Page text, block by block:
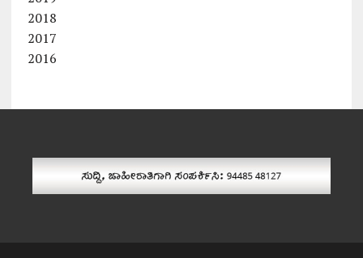
2018
2017
2016